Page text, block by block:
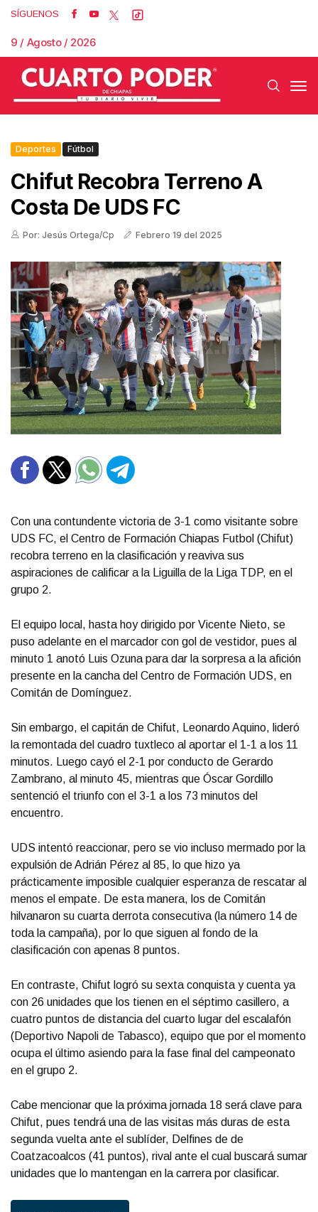
SÍGUENOS
9 / Agosto / 2026
Deportes Fútbol
Chifut Recobra Terreno A
Costa De UDS FC
Por: Jesús Ortega/Cp Febrero 19 del 2025
Con una contundente victoria de 3-1 como visitante sobre
UDS FC, el Centro de Formación Chiapas Futbol (Chifut)
recobra terreno en la clasificación y reaviva sus
aspiraciones de calificar a la Liguilla de la Liga TDP, en el
grupo 2.
El equipo local, hasta hoy dirigido por Vicente Nieto, se
puso adelante en el marcador con gol de vestidor, pues al
minuto 1 anotó Luis Ozuna para dar la sorpresa a la afición
presente en la cancha del Centro de Formación UDS, en
Comitán de Domínguez.
Sin embargo, el capitán de Chifut, Leonardo Aquino, lideró
la remontada del cuadro tuxtleco al aportar el 1-1 a los 11
minutos. Luego cayó el 2-1 por conducto de Gerardo
Zambrano, al minuto 45, mientras que Óscar Gordillo
sentenció el triunfo con el 3-1 a los 73 minutos del
encuentro.
UDS intentó reaccionar, pero se vio incluso mermado por la
expulsión de Adrián Pérez al 85, lo que hizo ya
prácticamente imposible cualquier esperanza de rescatar al
menos el empate. De esta manera, los de Comitán
hilvanaron su cuarta derrota consecutiva (la número 14 de
toda la campaña), por lo que siguen al fondo de la
clasificación con apenas 8 puntos.
En contraste, Chifut logró su sexta conquista y cuenta ya
con 26 unidades que los tienen en el séptimo casillero, a
cuatro puntos de distancia del cuarto lugar del escalafón
(Deportivo Napoli de Tabasco), equipo que por el momento
ocupa el último asiendo para la fase final del campeonato
en el grupo 2.
Cabe mencionar que la próxima jornada 18 será clave para
Chifut, pues tendrá una de las visitas más duras de esta
segunda vuelta ante el sublíder, Delfines de de
Coatzacoalcos (41 puntos), rival ante el cual buscará sumar
unidades que lo mantengan en la carrera por clasificar.